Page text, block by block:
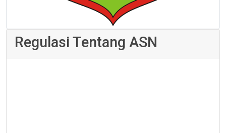
Regulasi Tentang ASN